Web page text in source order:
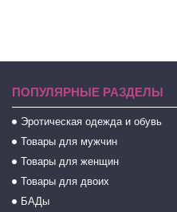
ПОПУЛЯРНЫЕ РАЗДЕЛЫ
Эротическая одежда и обувь
Товары для мужчин
Товары для женщин
Товары для двоих
БАДы